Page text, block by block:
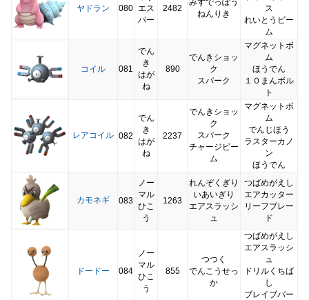
ヤドラン 080 エス
パー
2482
みずでっぽう
ねんりき
ス
れいとうビー
ム
コイル 081
でん
き
はが
ね
890
でんきショッ
ク
スパーク
マグネットボ
ム
ほうでん
１０まんボル
ト
レアコイル 082
でん
き
はが
ね
2237
でんきショッ
ク
スパーク
チャージビー
ム
マグネットボ
ム
でんじほう
ラスターカノ
ン
ほうでん
カモネギ 083
ノー
マル
ひこ
う
1263
れんぞくぎり
いあいぎり
エアスラッシ
ュ
つばめがえし
エアカッター
リーフブレー
ド
ドードー 084
ノー
マル
ひこ
う
855
つつく
でんこうせっ
か
つばめがえし
エアスラッシ
ュ
ドリルくちば
し
ブレイブバー